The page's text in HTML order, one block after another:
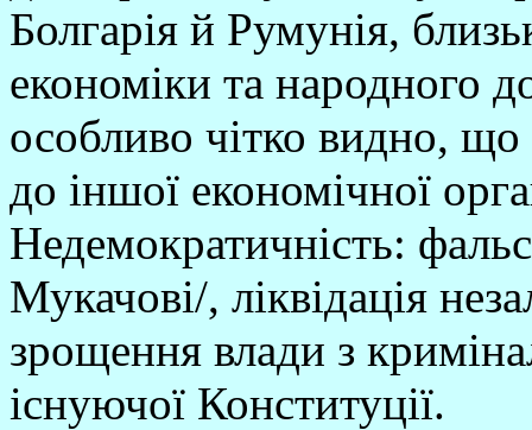
Болгарія й Румунія,
економіки та народного
особливо чітко видно,
до іншої економічної
Недемократичність:
Мукачові/, ліквідація
зрощення влади з
існуючої Конституції.